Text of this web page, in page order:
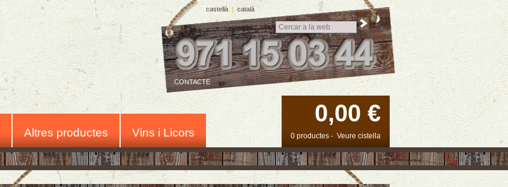
castellà | català
CONTACTE
Altres productes Vins i Licors
0,00 €
0 productes - Veure cistella